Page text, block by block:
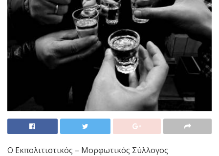
Ο Εκπολιτιστικός – Μορφωτικός Σύλλογος